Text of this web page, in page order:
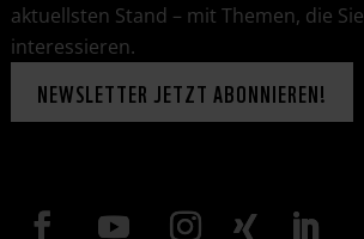
aktuellsten Stand – mit Themen, die Sie
interessieren.
NEWSLETTER JETZT ABONNIEREN!